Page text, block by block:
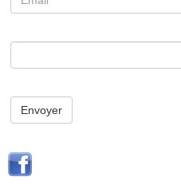
Envoyer